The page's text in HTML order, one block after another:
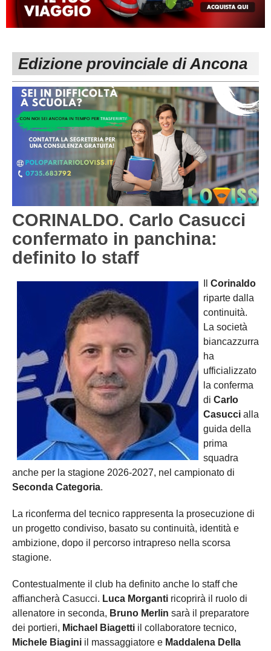
MACERATA
Carica la tua Rosa
ECCELLENZA
1^ CATEGORIA
2^ CATEGORIA
3^ CATEGORIA
GIOVANILI
REGIONALI
Edizione provinciale di Ancona
CORINALDO. Carlo Casucci
confermato in panchina:
definito lo staff
Corinaldo
riparte dalla
continuità.
La società
biancazzurra
ha
ufficializzato
la conferma
di Carlo
Casucci alla
guida della
prima
squadra
anche per la stagione 2026-2027, nel campionato di
Seconda Categoria.
La riconferma del tecnico rappresenta la prosecuzione di
un progetto condiviso, basato su continuità, identità e
ambizione, dopo il percorso intrapreso nella scorsa
stagione.
Contestualmente il club ha definito anche lo staff che
affiancherà Casucci. Luca Morganti ricoprirà il ruolo di
allenatore in seconda, Bruno Merlin sarà il preparatore
dei portieri, Michael Biagetti il collaboratore tecnico,
Michele Biagini il massaggiatore e Maddalena Della